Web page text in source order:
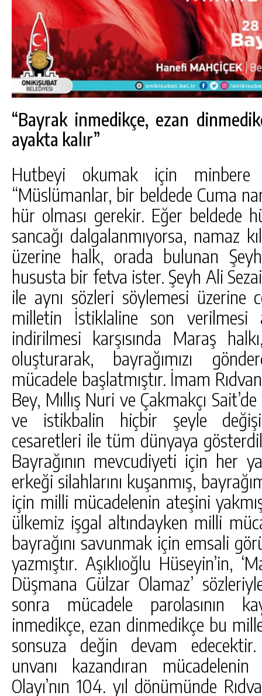
“Bayrak inmedikçe, ezan
ayakta kalır”
Hutbeyi okumak için minbere
“Müslümanlar, bir beldede Cuma
hür olması gerekir. Eğer beldede
sancağı dalgalanmıyorsa, namaz
üzerine halk, orada bulunan
hususta bir fetva ister. Şeyh Ali
ile aynı sözleri söylemesi üzerine
milletin İstiklaline son verilmesi
indirilmesi karşısında Maraş
oluşturarak, bayrağımızı
mücadele başlatmıştır. İmam
Bey, Mıllış Nuri ve Çakmakçı
ve istikbalin hiçbir şeyle
cesaretleri ile tüm dünyaya
Bayrağının mevcudiyeti için her
erkeği silahlarını kuşanmış,
için milli mücadelenin ateşini
ülkemiz işgal altındayken milli
bayrağını savunmak için emsali
yazmıştır. Aşıklıoğlu Hüseyin’in,
Düşmana Gülzar Olamaz’
sonra mücadele parolasının
inmedikçe, ezan dinmedikçe bu
sonsuza değin devam edecektir.
unvanı kazandıran
Olayı’nın 104. yıl dönümünde